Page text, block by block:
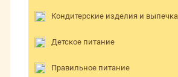
Кондитерские изделия и выпечка
Детское питание
Правильное питание